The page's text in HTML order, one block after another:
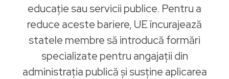
educație sau servicii publice. Pentru a
reduce aceste bariere, UE încurajează
statele membre să introducă formări
specializate pentru angajații din
administrația publică și susține aplicarea